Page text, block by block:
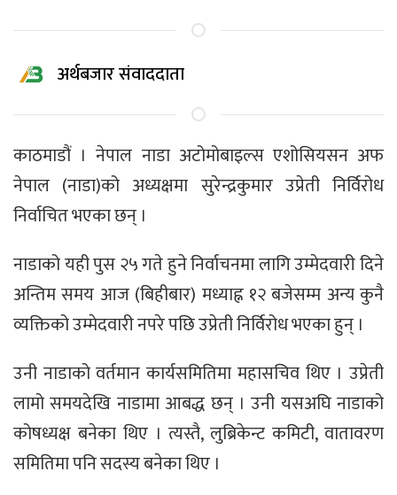
अर्थबजार संवाददाता
काठमाडौं । नेपाल नाडा अटोमोबाइल्स एशोसियसन अफ
नेपाल (नाडा)को अध्यक्षमा सुरेन्द्रकुमार उप्रेती निर्विरोध
निर्वाचित भएका छन् ।
नाडाको यही पुस २५ गते हुने निर्वाचनमा लागि उम्मेदवारी दिने
अन्तिम समय आज (बिहीबार) मध्याह्न १२ बजेसम्म अन्य कुनै
व्यक्तिको उम्मेदवारी नपरे पछि उप्रेती निर्विरोध भएका हुन् ।
उनी नाडाको वर्तमान कार्यसमितिमा महासचिव थिए । उप्रेती
लामो समयदेखि नाडामा आबद्ध छन् । उनी यसअघि नाडाको
कोषध्यक्ष बनेका थिए । त्यस्तै, लुब्रिकेन्ट कमिटी, वातावरण
समितिमा पनि सदस्य बनेका थिए ।